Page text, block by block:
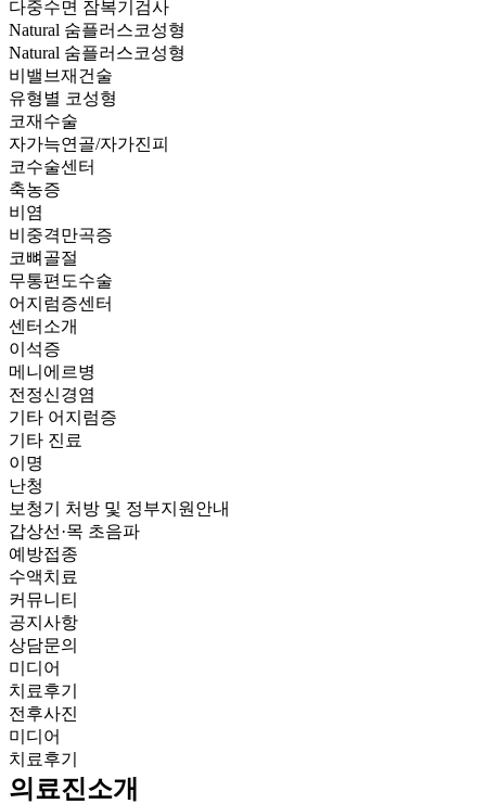
다중수면 잠복기검사
Natural 숨플러스코성형
Natural 숨플러스코성형
비밸브재건술
유형별 코성형
코재수술
자가늑연골/자가진피
코수술센터
축농증
비염
비중격만곡증
코뼈골절
무통편도수술
어지럼증센터
센터소개
이석증
메니에르병
전정신경염
기타 어지럼증
기타 진료
이명
난청
보청기 처방 및 정부지원안내
갑상선·목 초음파
예방접종
수액치료
커뮤니티
공지사항
상담문의
미디어
치료후기
전후사진
미디어
치료후기
의료진소개